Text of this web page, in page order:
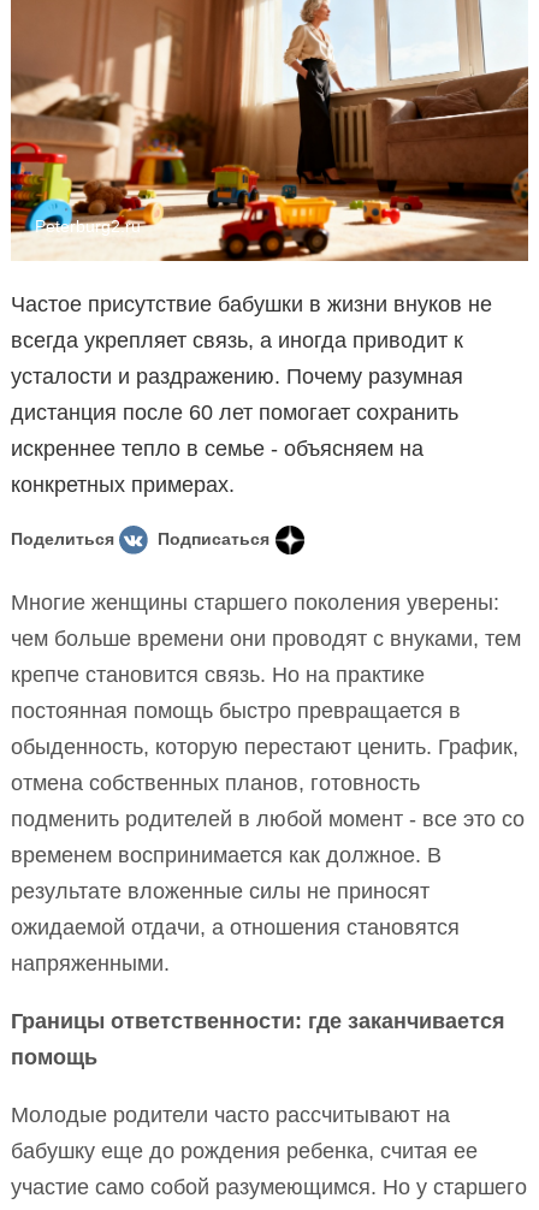
Peterburg2.ru
Частое присутствие бабушки в жизни внуков не
всегда укрепляет связь, а иногда приводит к
усталости и раздражению. Почему разумная
дистанция после 60 лет помогает сохранить
искреннее тепло в семье - объясняем на
конкретных примерах.
Поделиться Подписаться
Многие женщины старшего поколения уверены:
чем больше времени они проводят с внуками, тем
крепче становится связь. Но на практике
постоянная помощь быстро превращается в
обыденность, которую перестают ценить. График,
отмена собственных планов, готовность
подменить родителей в любой момент - все это со
временем воспринимается как должное. В
результате вложенные силы не приносят
ожидаемой отдачи, а отношения становятся
напряженными.
Границы ответственности: где заканчивается
помощь
Молодые родители часто рассчитывают на
бабушку еще до рождения ребенка, считая ее
участие само собой разумеющимся. Но у старшего